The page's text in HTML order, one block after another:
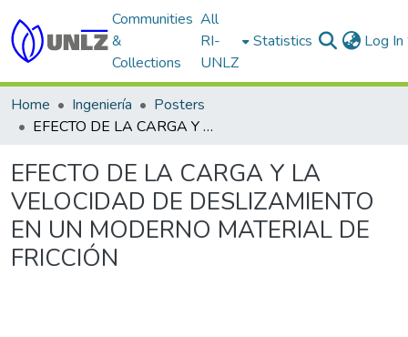
Communities
&
Collections
All
RI-
UNLZ
Statistics Log In
Home Ingeniería
Posters
EFECTO DE LA CARGA Y LA VELOCIDAD DE DESLIZAMIENTO EN UN MODERNO MATERIAL DE FRICCIÓN
EFECTO DE LA CARGA Y LA
VELOCIDAD DE DESLIZAMIENTO
EN UN MODERNO MATERIAL DE
FRICCIÓN